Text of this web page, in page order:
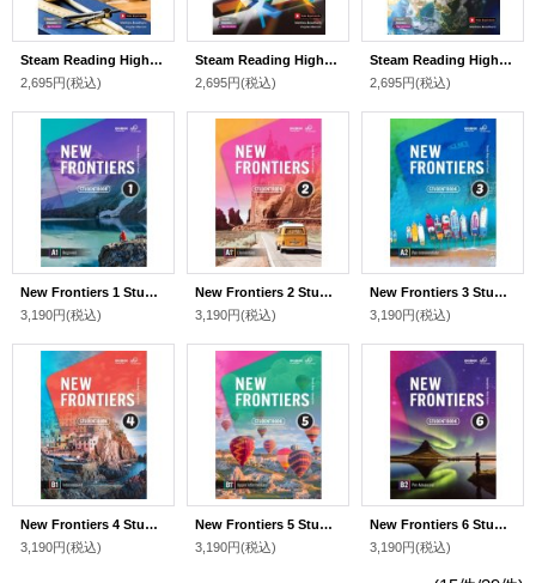
Steam Reading High Elementary 1 Student Book with Workbook and Audio QR Code
2,695円(税込)
Steam Reading High Elementary 2 Student Book with Workbook and Audio QR Code
2,695円(税込)
Steam Reading High Elementary 3 Student Book with Workbook and Audio QR Code
2,695円(税込)
New Frontiers 1 Student Book with audio QR Code
3,190円(税込)
New Frontiers 2 Student Book with Audio QR Code
3,190円(税込)
New Frontiers 3 Student Book with Audio QR Code
3,190円(税込)
New Frontiers 4 Student Book with Audio QR code
3,190円(税込)
New Frontiers 5 Student Book with Audio QR code
3,190円(税込)
New Frontiers 6 Student Book with Audio QR code
3,190円(税込)